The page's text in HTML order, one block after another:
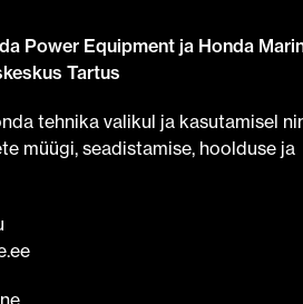
Power Equipment ja Honda
Tartus
tehnika valikul ja kasutamisel
müügi, seadistamise, hoolduse ja